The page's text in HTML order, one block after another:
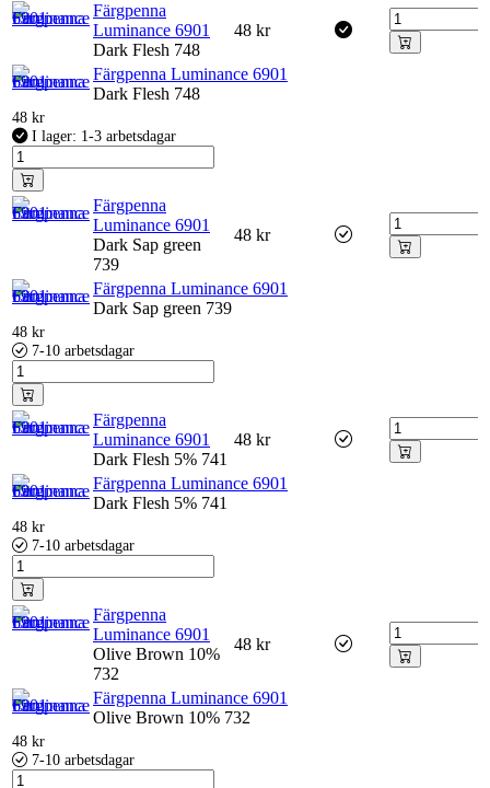
Färgpenna
Luminance 6901
Dark Flesh 748
48 kr
Färgpenna Luminance 6901
Dark Flesh 748
48 kr
I lager: 1-3 arbetsdagar
Färgpenna
Luminance 6901
Dark Sap green
739
48 kr
Färgpenna Luminance 6901
Dark Sap green 739
48 kr
7-10 arbetsdagar
Färgpenna
Luminance 6901
Dark Flesh 5% 741
48 kr
Färgpenna Luminance 6901
Dark Flesh 5% 741
48 kr
7-10 arbetsdagar
Färgpenna
Luminance 6901
Olive Brown 10%
732
48 kr
Färgpenna Luminance 6901
Olive Brown 10% 732
48 kr
7-10 arbetsdagar